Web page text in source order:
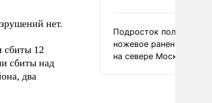
нет.
сбиты 12
сбиты над
два
Подросток получил
ножевое ранение в
на севере Москвы